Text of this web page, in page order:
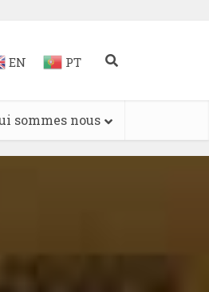
EN PT
sommes nous